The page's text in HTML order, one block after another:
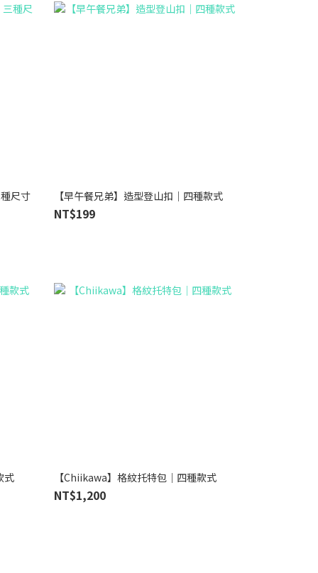
尺寸 【早午餐兄弟】造型登山扣｜四種款式
NT$199
式 【Chiikawa】格紋托特包｜四種款式
NT$1,200